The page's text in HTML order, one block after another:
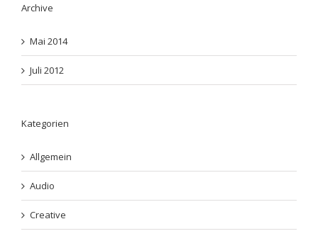
Archive
Mai 2014
Juli 2012
Kategorien
Allgemein
Audio
Creative